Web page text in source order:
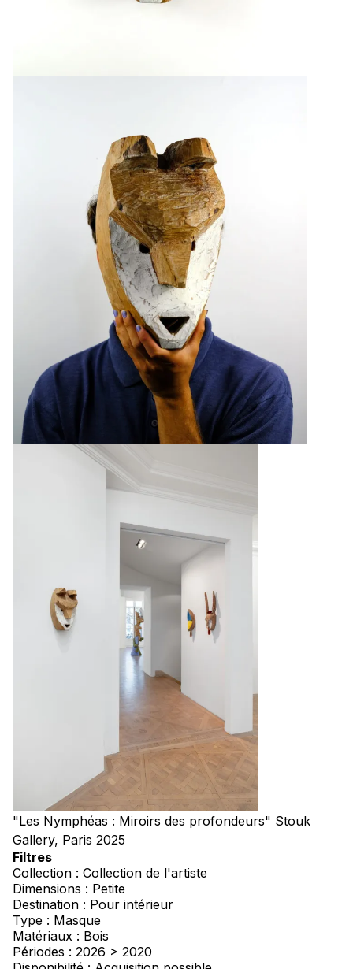
"Les Nymphéas : Miroirs des profondeurs" Stouk
Gallery, Paris 2025
Filtres
Collection : Collection de l'artiste
Dimensions : Petite
Destination : Pour intérieur
Type : Masque
Matériaux : Bois
Périodes : 2026 > 2020